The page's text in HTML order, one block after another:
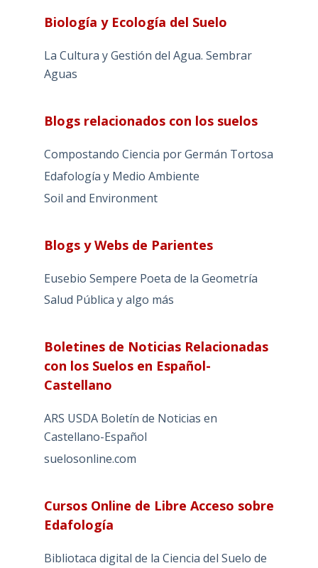
Biología y Ecología del Suelo
La Cultura y Gestión del Agua. Sembrar
Aguas
Blogs relacionados con los suelos
Compostando Ciencia por Germán Tortosa
Edafología y Medio Ambiente
Soil and Environment
Blogs y Webs de Parientes
Eusebio Sempere Poeta de la Geometría
Salud Pública y algo más
Boletines de Noticias Relacionadas
con los Suelos en Español-
Castellano
ARS USDA Boletín de Noticias en
Castellano-Español
suelosonline.com
Cursos Online de Libre Acceso sobre
Edafología
Bibliotaca digital de la Ciencia del Suelo de